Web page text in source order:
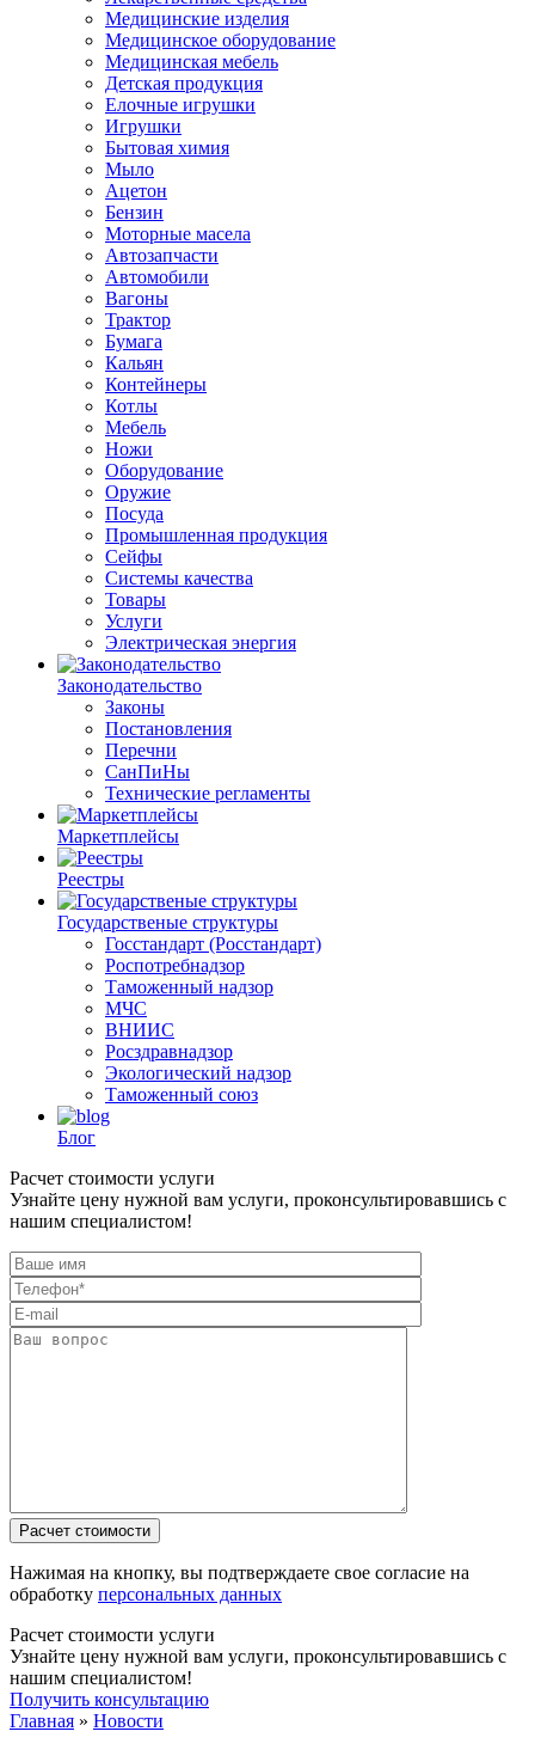
Медицинские изделия
Медицинское оборудование
Медицинская мебель
Детская продукция
Елочные игрушки
Игрушки
Бытовая химия
Мыло
Ацетон
Бензин
Моторные масела
Автозапчасти
Автомобили
Вагоны
Трактор
Бумага
Кальян
Контейнеры
Котлы
Мебель
Ножи
Оборудование
Оружие
Посуда
Промышленная продукция
Сейфы
Системы качества
Товары
Услуги
Электрическая энергия
Законодательство
Законы
Постановления
Перечни
СанПиНы
Технические регламенты
Маркетплейсы
Реестры
Государственые структуры
Госстандарт (Росстандарт)
Роспотребнадзор
Таможенный надзор
МЧС
ВНИИС
Росздравнадзор
Экологический надзор
Таможенный союз
Блог
Расчет стоимости услуги
Узнайте цену нужной вам услуги, проконсультировавшись с
нашим специалистом!
Нажимая на кнопку, вы подтверждаете свое согласие на
обработку персональных данных
Расчет стоимости услуги
Узнайте цену нужной вам услуги, проконсультировавшись с
нашим специалистом!
Получить консультацию
Главная » Новости